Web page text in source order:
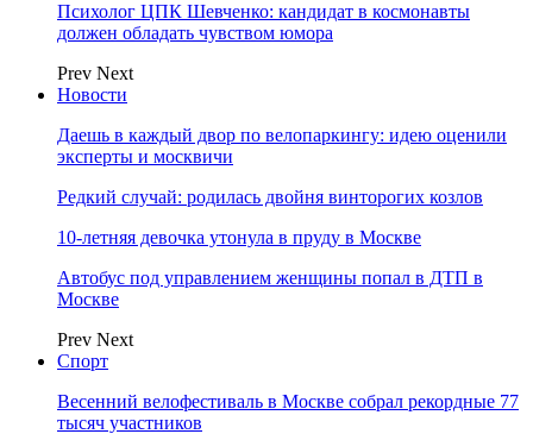
Психолог ЦПК Шевченко: кандидат в космонавты
должен обладать чувством юмора
Prev Next
Новости
Даешь в каждый двор по велопаркингу: идею оценили
эксперты и москвичи
Редкий случай: родилась двойня винторогих козлов
10-летняя девочка утонула в пруду в Москве
Автобус под управлением женщины попал в ДТП в
Москве
Prev Next
Спорт
Весенний велофестиваль в Москве собрал рекордные 77
тысяч участников